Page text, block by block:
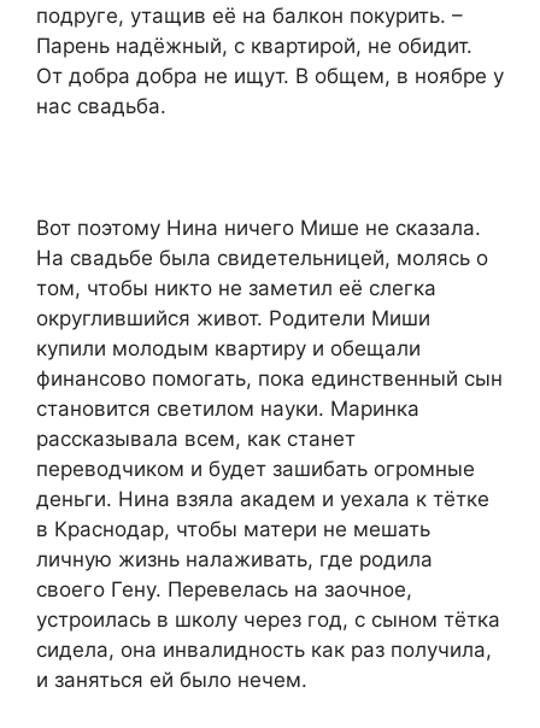
подруге, утащив её на балкон покурить. –
Парень надёжный, с квартирой, не обидит.
От добра добра не ищут. В общем, в ноябре у
нас свадьба.
Вот поэтому Нина ничего Мише не сказала.
На свадьбе была свидетельницей, молясь о
том, чтобы никто не заметил её слегка
округлившийся живот. Родители Миши
купили молодым квартиру и обещали
финансово помогать, пока единственный сын
становится светилом науки. Маринка
рассказывала всем, как станет
переводчиком и будет зашибать огромные
деньги. Нина взяла академ и уехала к тётке
в Краснодар, чтобы матери не мешать
личную жизнь налаживать, где родила
своего Гену. Перевелась на заочное,
устроилась в школу через год, с сыном тётка
сидела, она инвалидность как раз получила,
и заняться ей было нечем.